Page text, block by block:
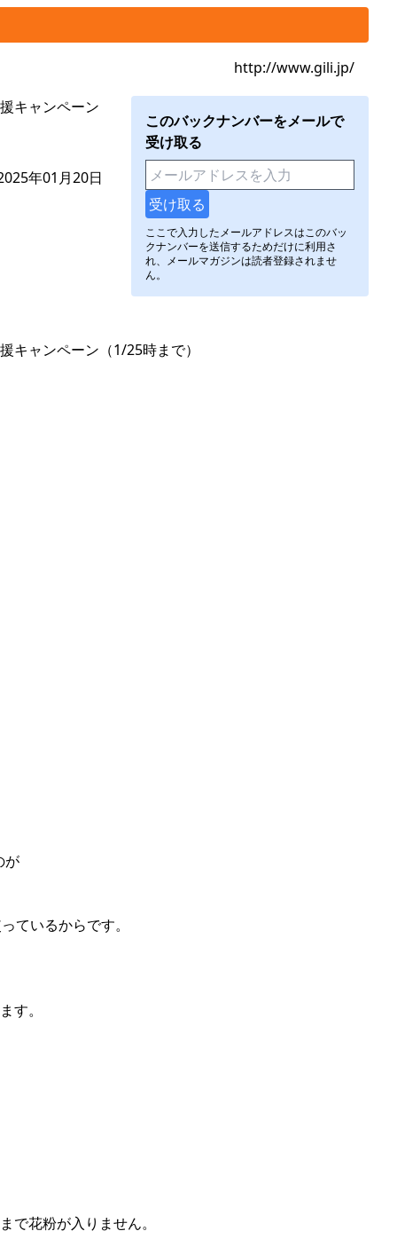
http://www.gili.jp/
キャンペーン
年01月20日
このバックナンバーをメールで
受け取る
ここで入力したメールアドレスはこのバッ
クナンバーを送信するためだけに利用さ
れ、メールマガジンは読者登録されませ
ん。
ャンペーン（1/25時まで）
が
ているからです。
す。
で花粉が入りません。